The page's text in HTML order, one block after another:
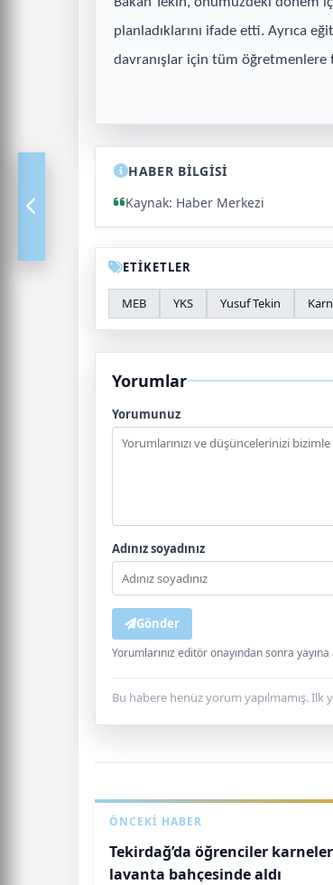
planladıklarını ifade etti. Ayrıca
davranışlar için tüm
HABER BİLGİSİ
Kaynak: Haber Merkezi
ETİKETLER
MEB YKS Yusuf Tekin
Yorumlar
Yorumunuz
Adınız soyadınız
Gönder
Yorumlarınız editör onayından sonra yayına
Bu habere henüz yorum yapılmamış. İlk
ÖNCEKI HABER
Tekirdağ’da öğrenciler
lavanta bahçesinde aldı